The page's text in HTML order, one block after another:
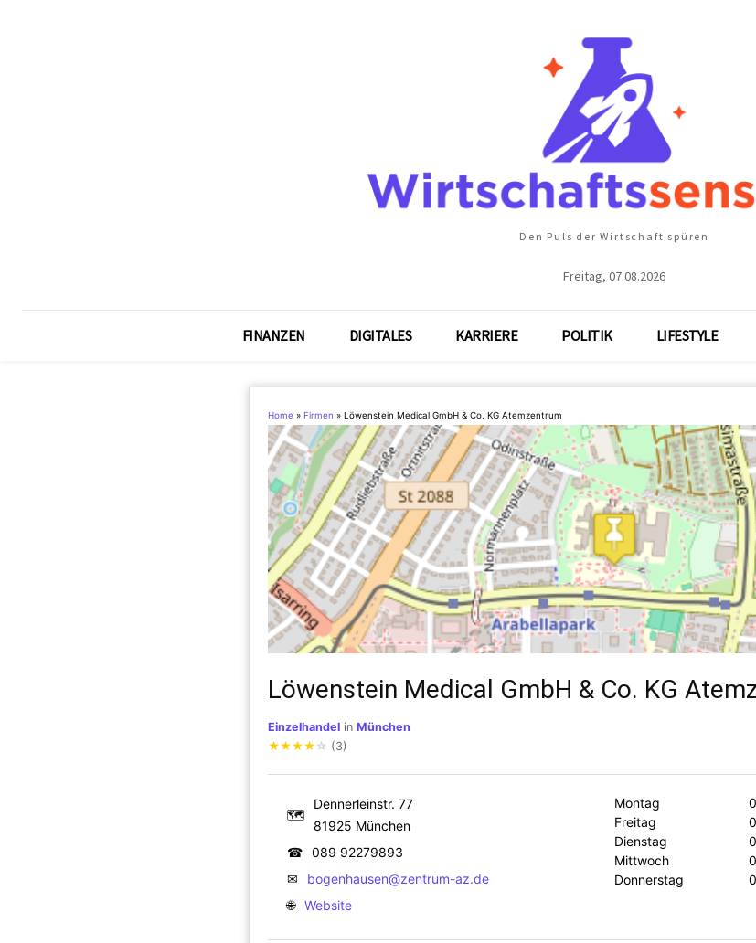
Den Puls der Wirtschaft spüren
Freitag, 07.08.2026
FINANZEN DIGITALES KARRIERE POLITIK LIFESTYLE
Home » Firmen » Löwenstein Medical GmbH & Co. KG Atemzentrum
Löwenstein Medical GmbH & Co. KG
Einzelhandel in München
★★★★ ☆ (3)
🗺
Dennerleinstr. 77
81925 München
☎ 089 92279893
✉
bogenhausen@zentrum-az.de
🌐 Website
Montag
Freitag
Dienstag
Mittwoch
Donnerstag